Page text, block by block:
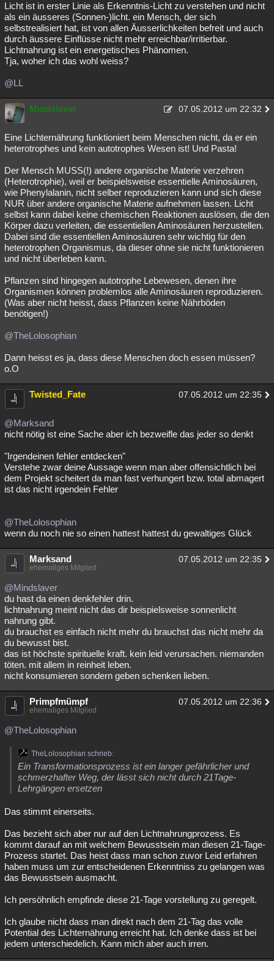
Licht ist in erster Linie als Erkenntnis-Licht zu verstehen und nicht
als ein äusseres (Sonnen-)licht. ein Mensch, der sich
selbstrealisiert hat, ist von allen Äusserlichkeiten befreit und auch
durch äussere Einflüsse nicht mehr erreichbar/irritierbar.
Lichtnahrung ist ein energetisches Phänomen.
Tja, woher ich das wohl weiss?
@LL
Mindslaver 07.05.2012 um 22:32
Eine Lichternährung funktioniert beim Menschen nicht, da er ein
heterotrophes und kein autotrophes Wesen ist! Und Pasta!
Der Mensch MUSS(!) andere organische Materie verzehren
(Heterotrophie), weil er beispielsweise essentielle Aminosäuren,
wie Phenylalanin, nicht selber reproduzieren kann und sich diese
NUR über andere organische Materie aufnehmen lassen. Licht
selbst kann dabei keine chemischen Reaktionen auslösen, die den
Körper dazu verleiten, die essentiellen Aminosäuren herzustellen.
Dabei sind die essentiellen Aminosäuren sehr wichtig für den
heterotrophen Organismus, da dieser ohne sie nicht funktionieren
und nicht überleben kann.
Pflanzen sind hingegen autotrophe Lebewesen, denen ihre
Organismen können problemlos alle Aminosäuren reproduzieren.
(Was aber nicht heisst, dass Pflanzen keine Nährböden
benötigen!)
@TheLolosophian
Dann heisst es ja, dass diese Menschen doch essen müssen?
o.O
Twisted_Fate 07.05.2012 um 22:35
@Marksand
nicht nötig ist eine Sache aber ich bezweifle das jeder so denkt
"Irgendeinen fehler entdecken"
Verstehe zwar deine Aussage wenn man aber offensichtlich bei
dem Projekt scheitert da man fast verhungert bzw. total abmagert
ist das nicht irgendein Fehler
@TheLolosophian
wenn du noch nie so einen hattest hattest du gewaltiges Glück
Marksand 07.05.2012 um 22:35
ehemaliges Mitglied
@Mindslaver
du hast da einen denkfehler drin.
lichtnahrung meint nicht das dir beispielsweise sonnenlicht
nahrung gibt.
du brauchst es einfach nicht mehr du brauchst das nicht mehr da
du bewusst bist.
das ist höchste spirituelle kraft. kein leid verursachen. niemanden
töten. mit allem in reinheit leben.
nicht konsumieren sondern geben schenken lieben.
Primpfmümpf 07.05.2012 um 22:36
ehemaliges Mitglied
@TheLolosophian
TheLolosophian schrieb:
Ein Transformationsprozess ist ein langer gefährlicher und
schmerzhafter Weg, der lässt sich nicht durch 21Tage-
Lehrgängen ersetzen
Das stimmt einerseits.
Das bezieht sich aber nur auf den Lichtnahrungprozess. Es
kommt darauf an mit welchem Bewusstsein man diesen 21-Tage-
Prozess startet. Das heist dass man schon zuvor Leid erfahren
haben muss um zur entscheidenen Erkenntniss zu gelangen was
das Bewusstsein ausmacht.
Ich persöhnlich empfinde diese 21-Tage vorstellung zu geregelt.
Ich glaube nicht dass man direkt nach dem 21-Tag das volle
Potential des Lichternährung erreicht hat. Ich denke dass ist bei
jedem unterschiedelich. Kann mich aber auch irren.